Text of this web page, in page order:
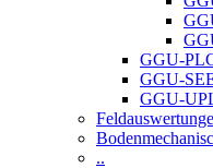
GGU-
GGU-
GGU-
..